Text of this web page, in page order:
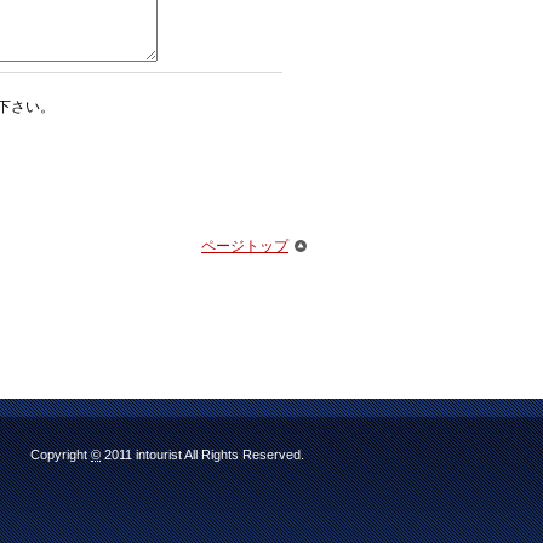
さい。
ページトップ
Copyright©2011 intourist All Rights Reserved.